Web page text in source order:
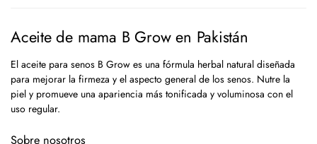
Aceite de mama B Grow en Pakistán
El aceite para senos B Grow es una fórmula herbal natural diseñada
para mejorar la firmeza y el aspecto general de los senos. Nutre la
piel y promueve una apariencia más tonificada y voluminosa con el
uso regular.
Sobre nosotros